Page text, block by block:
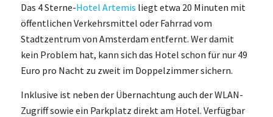
Das 4 Sterne-Hotel Artemis liegt etwa 20 Minuten mit
öffentlichen Verkehrsmittel oder Fahrrad vom
Stadtzentrum von Amsterdam entfernt. Wer damit
kein Problem hat, kann sich das Hotel schon für nur 49
Euro pro Nacht zu zweit im Doppelzimmer sichern.
Inklusive ist neben der Übernachtung auch der WLAN-
Zugriff sowie ein Parkplatz direkt am Hotel. Verfügbar